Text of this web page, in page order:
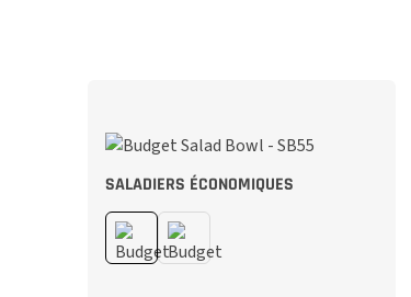
SALADIERS ÉCONOMIQUES